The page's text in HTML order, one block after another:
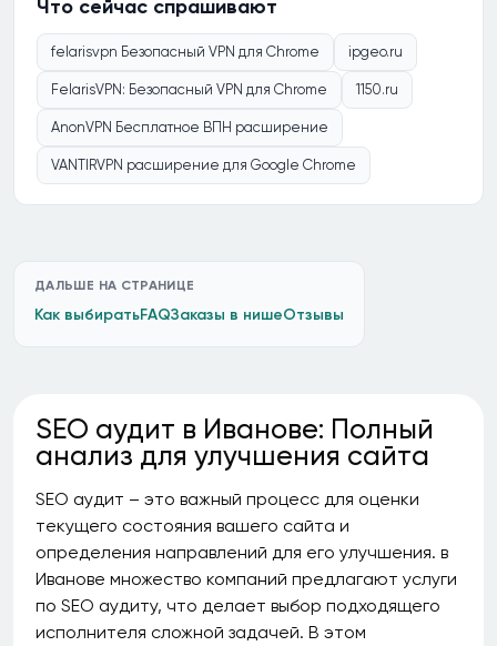
Что сейчас спрашивают
felarisvpn Безопасный VPN для Chrome ipgeo.ru
FelarisVPN: Безопасный VPN для Chrome 1150.ru
AnonVPN Бесплатное ВПН расширение
VANTIRVPN расширение для Google Chrome
ДАЛЬШЕ НА СТРАНИЦЕ
Как выбиратьFAQЗаказы в нишеОтзывы
SEO аудит в Иванове: Полный
анализ для улучшения сайта
SEO аудит – это важный процесс для оценки
текущего состояния вашего сайта и
определения направлений для его улучшения. в
Иванове множество компаний предлагают услуги
по SEO аудиту, что делает выбор подходящего
исполнителя сложной задачей. В этом